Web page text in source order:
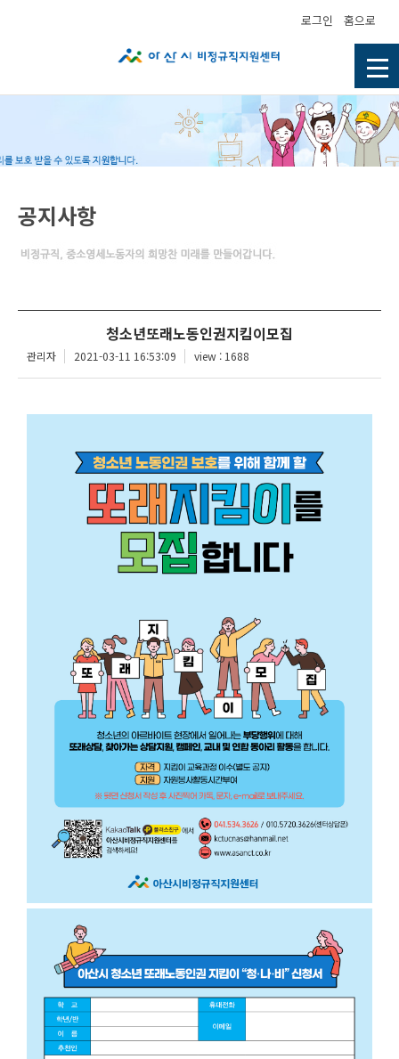
로그인 홈으로
공지사항
청소년또래노동인권지킴이모집
관리자 2021-03-11 16:53:09 view : 1688